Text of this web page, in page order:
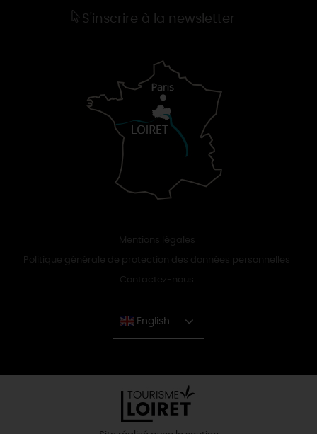
S'inscrire à la newsletter
Mentions légales
Politique générale de protection des données personnelles
Contactez-nous
English
Chinese